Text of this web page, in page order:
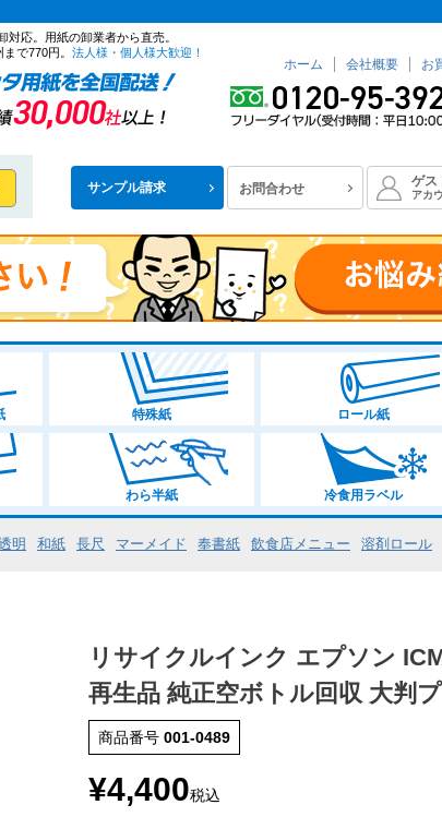
応。用紙の卸業者から直売。
で770円。 法人様・個人様大歓迎！
ホーム 会社概要 お
サンプル請求 お問合わせ ゲス
アカ
特殊紙 ロール紙
わら半紙 冷食用ラベル
明 和紙 長尺 マーメイド 奉書紙 飲食店メニュー 溶剤ロール
リサイクルインク エプソン
再生品 純正空ボトル回収 大判
商品番号 001-0489
¥4,400税込